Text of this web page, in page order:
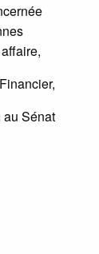
au Sénat